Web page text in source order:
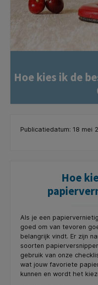
Hoe kies ik de
Publicatiedatum: 18 mei
Hoe
Als je een
goed om van tevoren
belangrijk vindt. Er zijn
soorten
gebruik van onze
wat jouw favoriete
kunnen en wordt het